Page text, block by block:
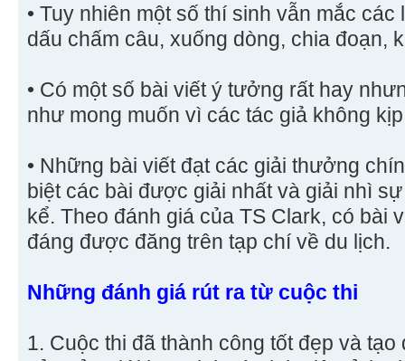
• Tuy nhiên một số thí sinh vẫn mắc
dấu chấm câu, xuống dòng, chia đoạn,
• Có một số bài viết ý tưởng rất hay
như mong muốn vì các tác giả không
• Những bài viết đạt các giải thưởng
biệt các bài được giải nhất và giải nhì
kể. Theo đánh giá của TS Clark, có bài
đáng được đăng trên tạp chí về du lịch.
Những đánh giá rút ra từ cuộc thi
1. Cuộc thi đã thành công tốt đẹp và